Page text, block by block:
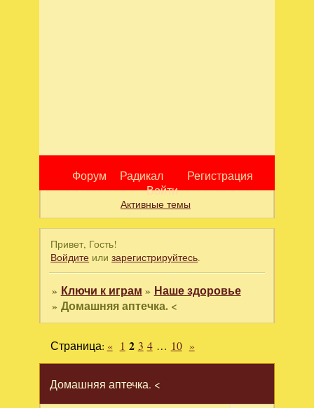
Форум Радикал
Регистрация
Войти
Активные темы
Привет, Гость!
Войдите илизарегистрируйтесь.
» Ключи к играм » Наше здоровье
» Домашняя аптечка. <
Домашняя аптечка. <
Страница: « 1 2 3 4 … 10 »